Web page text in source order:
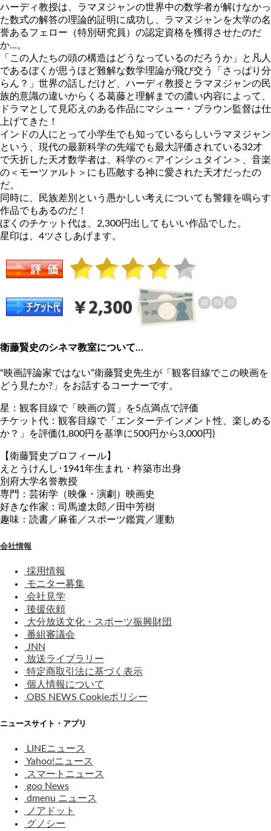
ハーディ教授は、ラマヌジャンの世界中の数学者が解けなかっ
た数式の解答の理論的証明に成功し、ラマヌジャンを大学の名
誉あるフェロー（特別研究員）の認定資格を獲得させたのだ
か…。
「この人たちの頭の構造はどうなっているのだろうか」と凡人
であるぼくが思うほど難解な数学理論が飛び交う「さっぱり分
らん？」世界の話しだけど、ハーディ教授とラマヌジャンの民
族的意識の違いからくる葛藤と理解までの濃い内容によって、
ドラマとして見応えのある作品にマシュー・ブラウン監督は仕
上げてきた！
インドの人にとって小学生でも知っているらしいラマヌジャン
という、現代の最新科学の先端でも最大評価されている32才
で夭折した天才数学者は、科学の＜アインシュタイン＞、音楽
の＜モーツァルト＞にも匹敵する神に愛された天才だったの
だ。
同時に、民族差別という愚かしい考えについても警鐘を鳴らす
作品でもあるのだ！
ぼくのチケット代は、2,300円出してもいい作品でした。
星印は、4ツさしあげます。
衛藤賢史のシネマ教室について…
“映画評論家ではない”衛藤賢史先生が「観客目線でこの映画を
どう見たか?」をお話するコーナーです。
星：観客目線で「映画の質」を5点満点で評価
チケット代：観客目線で「エンターテインメント性、楽しめる
か？」を評価(1,800円を基準に500円から3,000円)
【衛藤賢史プロフィール】
えとうけんし･1941年生まれ・杵築市出身
別府大学名誉教授
専門：芸術学（映像・演劇）映画史
好きな作家：司馬遼太郎／田中芳樹
趣味：読書／麻雀／スポーツ鑑賞／運動
会社情報
採用情報
モニター募集
会社見学
後援依頼
大分放送文化・スポーツ振興財団
番組審議会
JNN
放送ライブラリー
特定商取引法に基づく表示
個人情報について
OBS NEWS Cookieポリシー
ニュースサイト・アプリ
LINEニュース
Yahoo!ニュース
スマートニュース
goo News
dmenu ニュース
ノアドット
グノシー